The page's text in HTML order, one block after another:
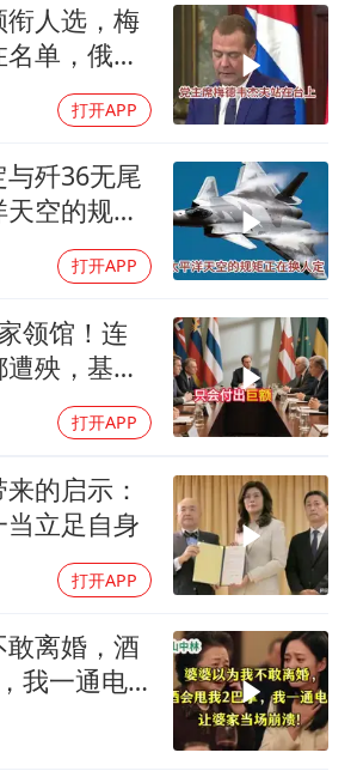
浙江台州《告全体市民书》
女主硬加吻戏短剧已下架
郑丽文：台湾从来没有“独立”过
网传《披荆斩棘2026》名单
人选，梅
单，俄政
信号？
打开APP
歼36无尾
空的规矩
打开APP
领馆！连
殃，基辛
应验了
打开APP
的启示：
立足自身
打开APP
离婚，酒
我一通电